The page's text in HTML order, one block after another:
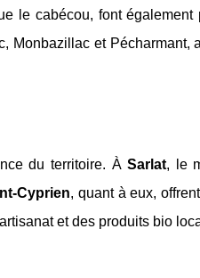
le cabécou, font également
Monbazillac et Pécharmant,
du territoire. ÀSarlat, le
Cyprien, quant à eux,
et des produits bio